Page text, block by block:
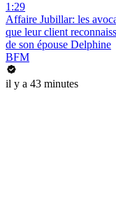
1:29
Affaire Jubillar: les
que leur client
de son épouse Delphine
BFM
il y a 43 minutes